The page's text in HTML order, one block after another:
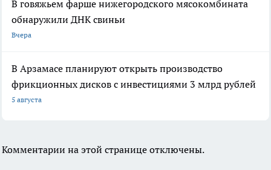
В говяжьем фарше нижегородского мясокомбината
обнаружили ДНК свиньи
Вчера
В Арзамасе планируют открыть производство
фрикционных дисков с инвестициями 3 млрд рублей
5 августа
Комментарии на этой странице отключены.